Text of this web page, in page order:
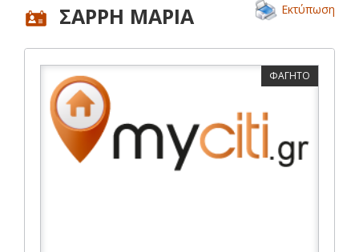
ΣΑΡΡΗ ΜΑΡΙΑ Εκτύπωση
ΦΑΓΗΤΟ